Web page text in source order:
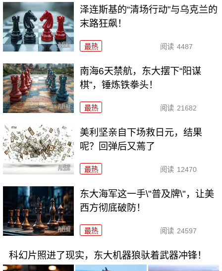
泽连斯基的“清场行动”与乌克兰的
末路狂飙！
最热 阅读 4487
南海6天禁航，东大摆下“阳谋
棋”，锤炼铁拳头！
最热 阅读 21682
美利坚亲自下场救日元，结果
呢？回弹后又蔫了
最热 阅读 12470
东大海军这一手\"普及牌\"，让美
西方彻底破防！
最热 阅读 24597
科幻片照进了现实，东大机器狼驮着武器冲锋！